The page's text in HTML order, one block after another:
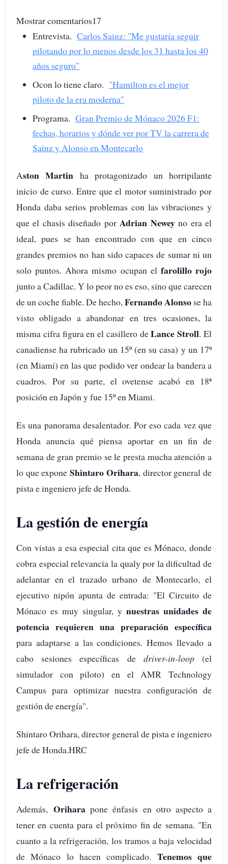
Mostrar comentarios17
Entrevista. Carlos Sainz: "Me gustaría seguir
pilotando por lo menos desde los 31 hasta los 40
años seguro"
Ocon lo tiene claro. "Hamilton es el mejor
piloto de la era moderna"
Programa. Gran Premio de Mónaco 2026 F1:
fechas, horarios y dónde ver por TV la carrera de
Sainz y Alonso en Montecarlo
Aston Martin ha protagonizado un horripilante
inicio de curso. Entre que el motor suministrado por
Honda daba serios problemas con las vibraciones y
que el chasis diseñado porAdrian Neweyno era el
ideal, pues se han encontrado con que en cinco
grandes premios no han sido capaces de sumar ni un
solo puntos. Ahora mismo ocupan el farolillo rojo
junto a Cadillac. Y lo peor no es eso, sino que carecen
de un coche fiable. De hecho,Fernando Alonso se ha
visto obligado a abandonar en tres ocasiones, la
misma cifra figura en el casillero deLance Stroll. El
canadiense ha rubricado un 15º (en su casa) y un 17º
(en Miami) en las que podido ver ondear la bandera a
cuadros. Por su parte, el ovetense acabó en 18ª
posición en Japón y fue 15º en Miami.
Es una panorama desalentador. Por eso cada vez que
Honda anuncia qué piensa aportar en un fin de
semana de gran premio se le presta mucha atención a
lo que exponeShintaro Orihara, director general de
pista e ingeniero jefe de Honda.
La gestión de energía
Con vistas a esa especial cita que es Mónaco, donde
cobra especial relevancia la qualy por la dificultad de
adelantar en el trazado urbano de Montecarlo, el
ejecutivo nipón apunta de entrada: "El Circuito de
Mónaco es muy singular, y nuestras unidades de
potencia requieren una preparación específica
para adaptarse a las condiciones. Hemos llevado a
cabo sesiones específicas de driver-in-loop(el
simulador con piloto) en el AMR Technology
Campus para optimizar nuestra configuración de
gestión de energía".
Shintaro Orihara, director general de pista e ingeniero
jefe de Honda.HRC
La refrigeración
Además,Orihara pone énfasis en otro aspecto a
tener en cuenta para el próximo fin de semana. "En
cuanto a la refrigeración, los tramos a baja velocidad
de Mónaco lo hacen complicado. Tenemos que